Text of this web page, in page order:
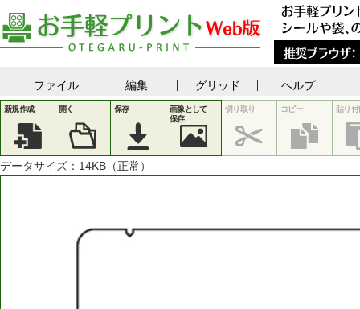
ファイル 編集 グリッド ヘルプ
新規作成 開く 保存
画像として
保存
切り取り コピー 貼り付
データサイズ： 14KB（正常）